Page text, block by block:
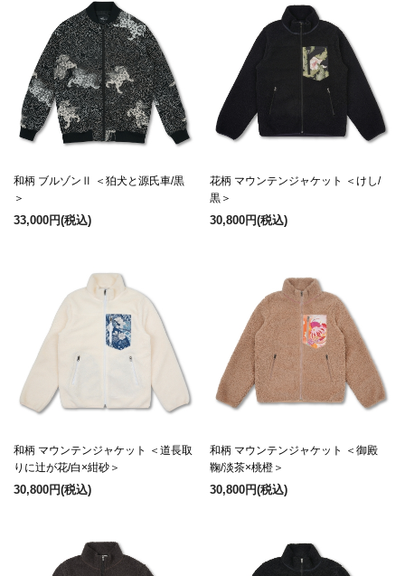
和柄 ブルゾンⅡ ＜狛犬と源氏車/黒
＞
33,000円(税込)
花柄 マウンテンジャケット ＜けし/
黒＞
30,800円(税込)
和柄 マウンテンジャケット ＜道長取
りに辻が花/白×紺砂＞
30,800円(税込)
和柄 マウンテンジャケット ＜御殿
鞠/淡茶×桃橙＞
30,800円(税込)